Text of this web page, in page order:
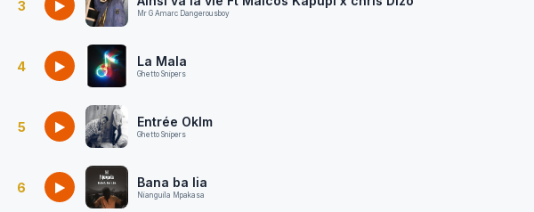
3
Mr G Amarc Dangerousboy
4 La Mala
Ghetto Snipers
5 Entrée Oklm
Ghetto Snipers
6 Bana ba lia
Nianguila Mpakasa